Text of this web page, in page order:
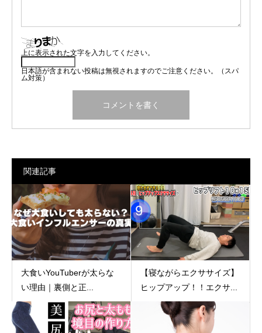
上に表示された文字を入力してください。
日本語が含まれない投稿は無視されますのでご注意ください。（スパ
ム対策）
関連記事
大食いYouTuberが太らな
い理由｜裏側と正...
【寝ながらエクササイズ】
ヒップアップ！！エクサ...